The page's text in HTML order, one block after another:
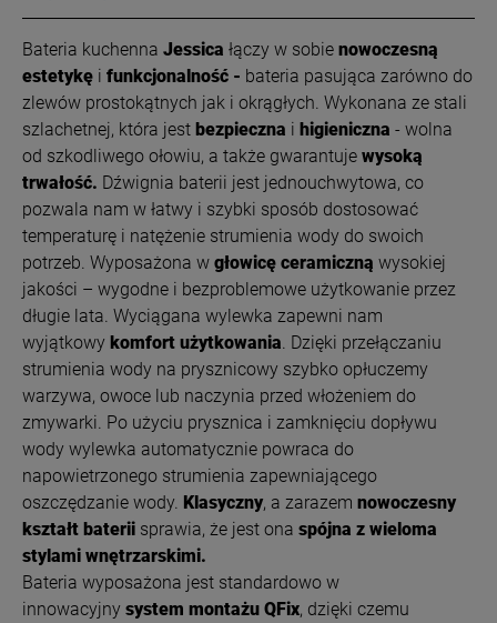
Bateria kuchenna Jessica łączy w sobie nowoczesną
estetykę i funkcjonalność - bateria pasująca zarówno do
zlewów prostokątnych jak i okrągłych. Wykonana ze stali
szlachetnej, która jest bezpieczna i higieniczna - wolna
od szkodliwego ołowiu, a także gwarantuje wysoką
trwałość. Dźwignia baterii jest jednouchwytowa, co
pozwala nam w łatwy i szybki sposób dostosować
temperaturę i natężenie strumienia wody do swoich
potrzeb. Wyposażona w głowicę ceramiczną wysokiej
jakości – wygodne i bezproblemowe użytkowanie przez
długie lata. Wyciągana wylewka zapewni nam
wyjątkowy komfort użytkowania . Dzięki przełączaniu
strumienia wody na prysznicowy szybko opłuczemy
warzywa, owoce lub naczynia przed włożeniem do
zmywarki. Po użyciu prysznica i zamknięciu dopływu
wody wylewka automatycznie powraca do
napowietrzonego strumienia zapewniającego
oszczędzanie wody. Klasyczny, a zarazem nowoczesny
kształt baterii sprawia, że jest ona spójna z wieloma
stylami wnętrzarskimi.
Bateria wyposażona jest standardowo w
innowacyjny system montażu QFix, dzięki czemu